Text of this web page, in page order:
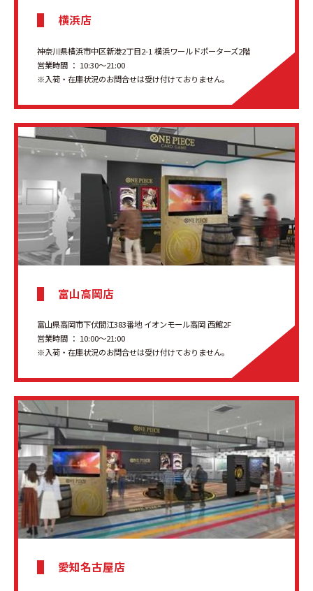
横浜店
神奈川県横浜市中区新港2丁目2-1 横浜ワールドポーターズ2階
営業時間 ： 10:30〜21:00
※入荷・在庫状況のお問合せは受け付けておりません。
富山高岡店
富山県高岡市下伏間江383番地 イオンモール高岡 西館2F
営業時間 ： 10:00〜21:00
※入荷・在庫状況のお問合せは受け付けておりません。
愛知名古屋店